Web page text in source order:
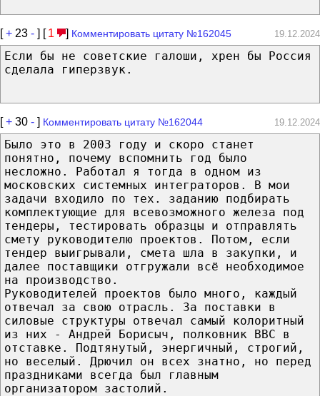
[+ 23 - ] [ 1 ] Комментировать цитату №162045 19.12.2024
Если бы не советские галоши, хрен бы Россия
сделала гиперзвук.
[+ 30 - ] Комментировать цитату №162044 19.12.2024
Было это в 2003 году и скоро станет
понятно, почему вспомнить год было
несложно. Работал я тогда в одном из
московских системных интеграторов. В мои
задачи входило по тех. заданию подбирать
комплектующие для всевозможного железа под
тендеры, тестировать образцы и отправлять
смету руководителю проектов. Потом, если
тендер выигрывали, смета шла в закупки, и
далее поставщики отгружали всё необходимое
на производство.
Руководителей проектов было много, каждый
отвечал за свою отрасль. За поставки в
силовые структуры отвечал самый колоритный
из них - Андрей Борисыч, полковник ВВС в
отставке. Подтянутый, энергичный, строгий,
но веселый. Дрючил он всех знатно, но перед
праздниками всегда был главным
организатором застолий.